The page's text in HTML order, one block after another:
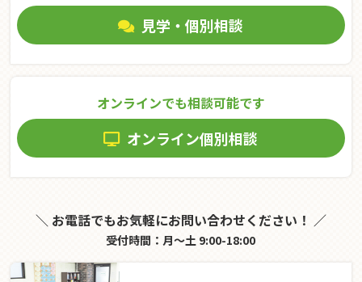
見学・個別相談
オンラインでも相談可能です
オンライン個別相談
＼ お電話でもお気軽にお問い合わせください！ ／
受付時間：月～土 9:00-18:00